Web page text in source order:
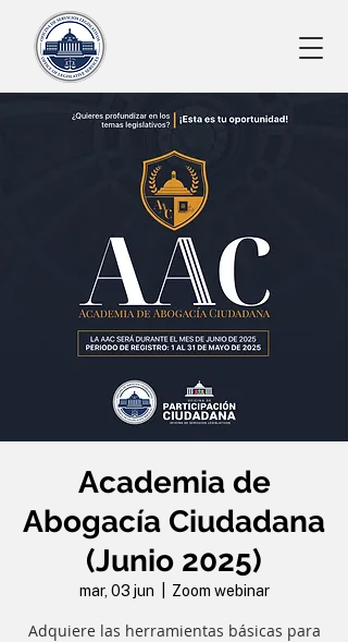
Academia de
Abogacía Ciudadana
(Junio 2025)
mar, 03 jun Zoom webinar
Adquiere las herramientas básicas para